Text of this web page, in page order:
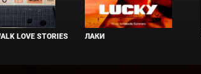
LOVE STORIES ЛАКИ